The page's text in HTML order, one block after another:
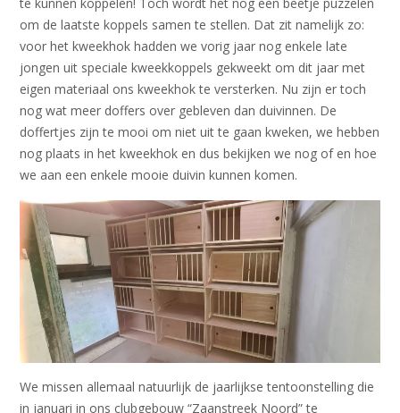
te kunnen koppelen! Toch wordt het nog een beetje puzzelen
om de laatste koppels samen te stellen. Dat zit namelijk zo:
voor het kweekhok hadden we vorig jaar nog enkele late
jongen uit speciale kweekkoppels gekweekt om dit jaar met
eigen materiaal ons kweekhok te versterken. Nu zijn er toch
nog wat meer doffers over gebleven dan duivinnen. De
doffertjes zijn te mooi om niet uit te gaan kweken, we hebben
nog plaats in het kweekhok en dus bekijken we nog of en hoe
we aan een enkele mooie duivin kunnen komen.
We missen allemaal natuurlijk de jaarlijkse tentoonstelling die
in januari in ons clubgebouw “Zaanstreek Noord” te